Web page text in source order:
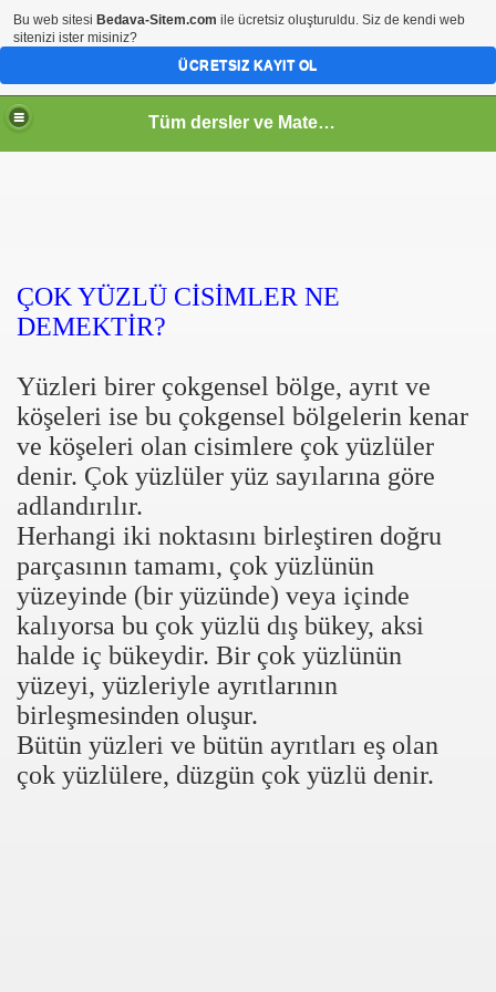
Tüm dersler ve Matematik
ÇOK YÜZLÜ CİSİMLER NE
DEMEKTİR?
Yüzleri birer çokgensel bölge, ayrıt ve
köşeleri ise bu çokgensel bölgelerin kenar
ve köşeleri olan cisimlere çok yüzlüler
denir. Çok yüzlüler yüz sayılarına göre
adlandırılır.
Herhangi iki noktasını birleştiren doğru
parçasının tamamı, çok yüzlünün
yüzeyinde (bir yüzünde) veya içinde
kalıyorsa bu çok yüzlü dış bükey, aksi
halde iç bükeydir. Bir çok yüzlünün
yüzeyi, yüzleriyle ayrıtlarının
birleşmesinden oluşur.
Bütün yüzleri ve bütün ayrıtları eş olan
çok yüzlülere, düzgün çok yüzlü denir.
Bu web sitesi Bedava-Sitem.com ile ücretsiz oluşturuldu. Siz de kendi web
sitenizi ister misiniz?
ÜCRETSIZ KAYIT OL